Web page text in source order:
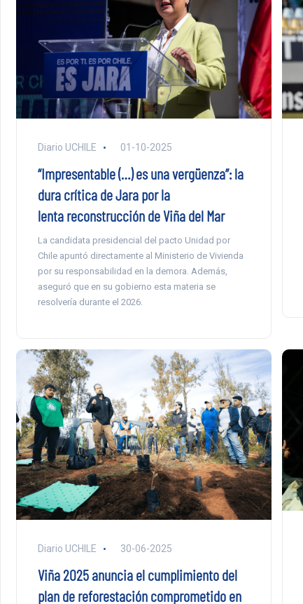
Diario UCHILE 01-10-2025
“Impresentable (…) es una vergüenza”: la
dura crítica de Jara por la
lenta reconstrucción de Viña del Mar
La candidata presidencial del pacto Unidad por
Chile apuntó directamente al Ministerio de Vivienda
por su responsabilidad en la demora. Además,
aseguró que en su gobierno esta materia se
resolvería durante el 2026.
Diario UCHILE 30-06-2025
Viña 2025 anuncia el cumplimiento del
plan de reforestación comprometido en